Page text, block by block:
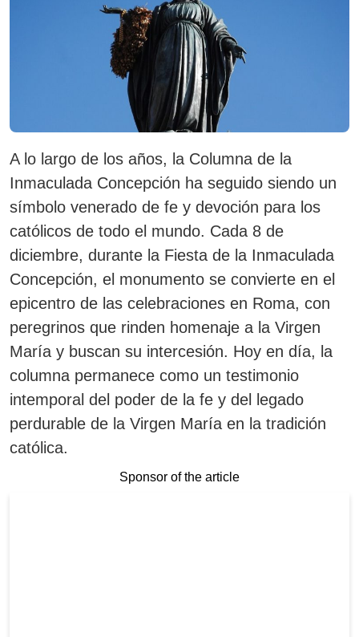
A lo largo de los años, la Columna de la
Inmaculada Concepción ha seguido siendo un
símbolo venerado de fe y devoción para los
católicos de todo el mundo. Cada 8 de
diciembre, durante la Fiesta de la Inmaculada
Concepción, el monumento se convierte en el
epicentro de las celebraciones en Roma, con
peregrinos que rinden homenaje a la Virgen
María y buscan su intercesión. Hoy en día, la
columna permanece como un testimonio
intemporal del poder de la fe y del legado
perdurable de la Virgen María en la tradición
católica.
Sponsor of the article